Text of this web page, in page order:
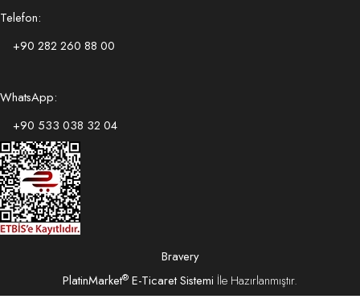
Telefon:
+90 282 260 88 00
WhatsApp:
+90 533 038 32 04
Bravery
PlatinMarket® E-Ticaret Sistemi İle Hazırlanmıştır.